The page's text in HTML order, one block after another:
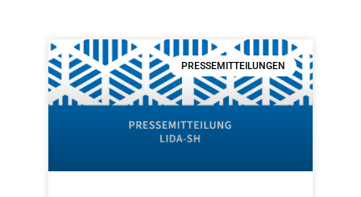
PRESSEMITTEILUNGEN